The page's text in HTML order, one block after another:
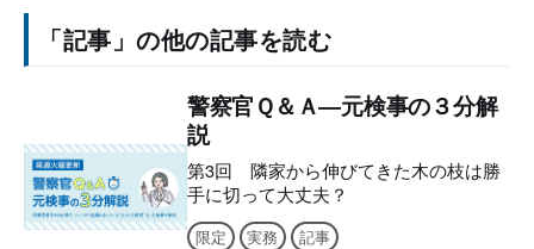
「記事」の他の記事を読む
警察官Ｑ＆Ａ―元検事の３分解
説
第3回 隣家から伸びてきた木の枝は勝
手に切って大丈夫？
限定 実務
記事